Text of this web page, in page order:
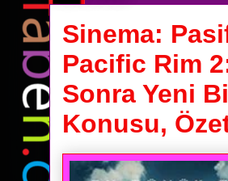
Sinema:
Pacific Rim
Sonra Yeni
Konusu,